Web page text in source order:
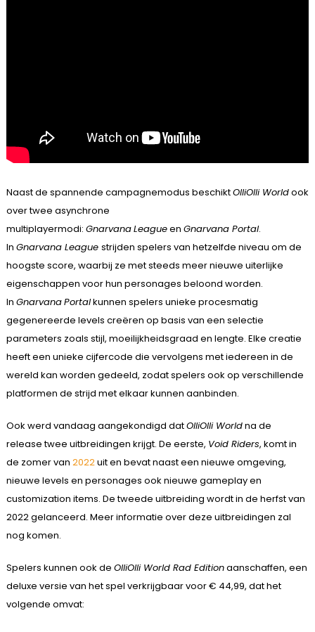
Naast de spannende campagnemodus beschiktOlliOlli Worldook
over twee asynchrone
multiplayermodi: GnarvanaLeagueen Gnarvana Portal.
In Gnarvana League strijden spelers van hetzelfde niveau om de
hoogste score, waarbij ze met steeds meer nieuwe uiterlijke
eigenschappen voor hun personages beloond worden.
In GnarvanaPortalkunnen spelers unieke procesmatig
gegenereerde levels creëren op basis van een selectie
parameters zoals stijl, moeilijkheidsgraad en lengte. Elke creatie
heeft een unieke cijfercode die vervolgens met iedereen in de
wereld kan worden gedeeld, zodat spelers ook op verschillende
platformen de strijd met elkaar kunnen aanbinden.
Ook werd vandaag aangekondigd datOlliOlli Worldna de
release twee uitbreidingen krijgt. De eerste, Void Riders, komt in
de zomer van 2022uit en bevat naast een nieuwe omgeving,
nieuwe levels en personages ook nieuwe gameplay en
customization items. De tweede uitbreiding wordt in de herfst van
2022 gelanceerd. Meer informatie over deze uitbreidingen zal
nog komen.
Spelers kunnen ook de OlliOlli World Rad Editionaanschaffen, een
deluxe versie van het spel verkrijgbaar voor € 44,99, dat het
volgende omvat: